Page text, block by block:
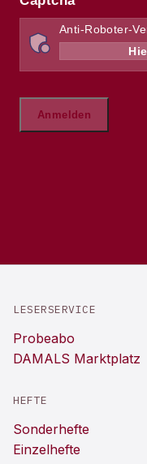
LESERSERVICE
Probeabo
DAMALS Marktplatz
HEFTE
Sonderhefte
Einzelhefte